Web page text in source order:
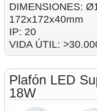
DIMENSIONES:
172x172x40mm
IP: 20
VIDA ÚTIL:
Plafón LED
18W